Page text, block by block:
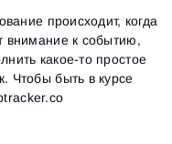
происходит, когда
внимание к событию,
какое-то простое
Чтобы быть в курсе